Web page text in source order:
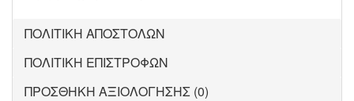
ΠΟΛΙΤΙΚΗ ΑΠΟΣΤΟΛΩΝ
ΠΟΛΙΤΙΚΗ ΕΠΙΣΤΡΟΦΩΝ
ΠΡΟΣΘΗΚΗ ΑΞΙΟΛΟΓΗΣΗΣ (0)